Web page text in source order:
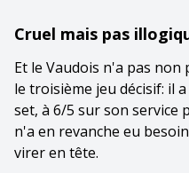
Cruel mais pas
Et le Vaudois n'a pas non
le troisième jeu décisif: il
set, à 6/5 sur son service
n'a en revanche eu
virer en tête.